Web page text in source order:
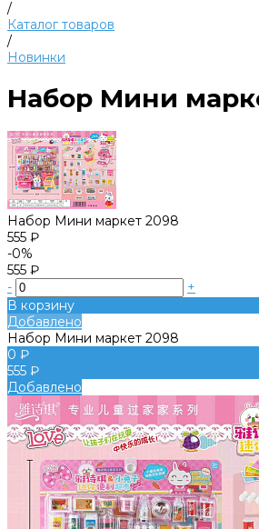
/
Каталог товаров
/
Новинки
Набор Мини
Набор Мини маркет 2098
555 ₽
-0%
555 ₽
-
+
В корзину
Добавлено
Набор Мини маркет 2098
0 ₽
555 ₽
Добавлено